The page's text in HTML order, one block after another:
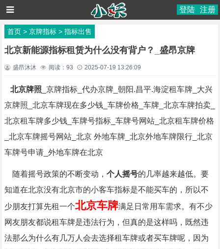
登陆 注册
首页> 京牌指标> 指标出售
北京新能源指标租赁为什么没有背户？_盛昂京牌
盛昂沐沐 阅读： 93 2025-07-19 13:26:09
北京牌照 _京牌指标_代办京牌_朝阳.昌平.海淀租车牌_大兴
京牌照_北京车牌现在多少钱_车牌价格_车牌_北京车牌拍卖_
北京租车牌多少钱_车牌号指标_车牌号网站_北京租车牌价格
_北京车牌摇号网站_北京 外地车牌_北京外地车牌限行_北京
车牌号申请_外地车牌在北京
随着摇号政策的不断变动， 个人摇号的几率越来越低。要
知道在北京没有北京市的小客车指标是不能买车的，所以不
少朋友打算先租一个北京车牌满足日常用车需求。有不少
网友朋友都说租车牌是违法行为，但真的是这样吗，既然违
法那么为什么有几万人会去选择租车牌或者买车牌呢，因为